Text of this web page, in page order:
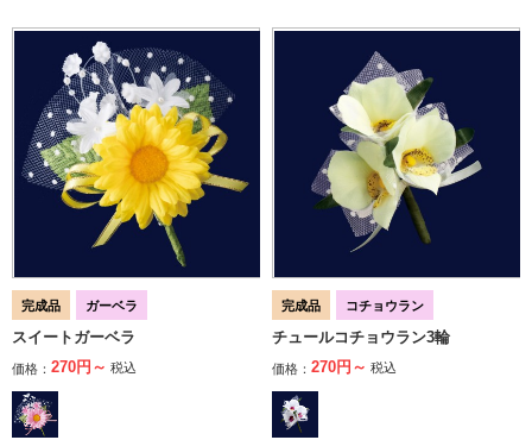
完成品 ガーベラ
スイートガーベラ
価格： 270円～ 税込
完成品 コチョウラン
チュールコチョウラン3輪
価格： 270円～ 税込